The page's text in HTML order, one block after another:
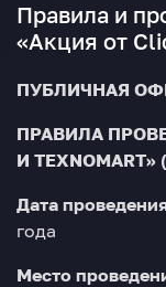
Правила и
«Акция от
ПУБЛИЧНАЯ
ПРАВИЛА
И TEXNOMART»
Дата
года
Место